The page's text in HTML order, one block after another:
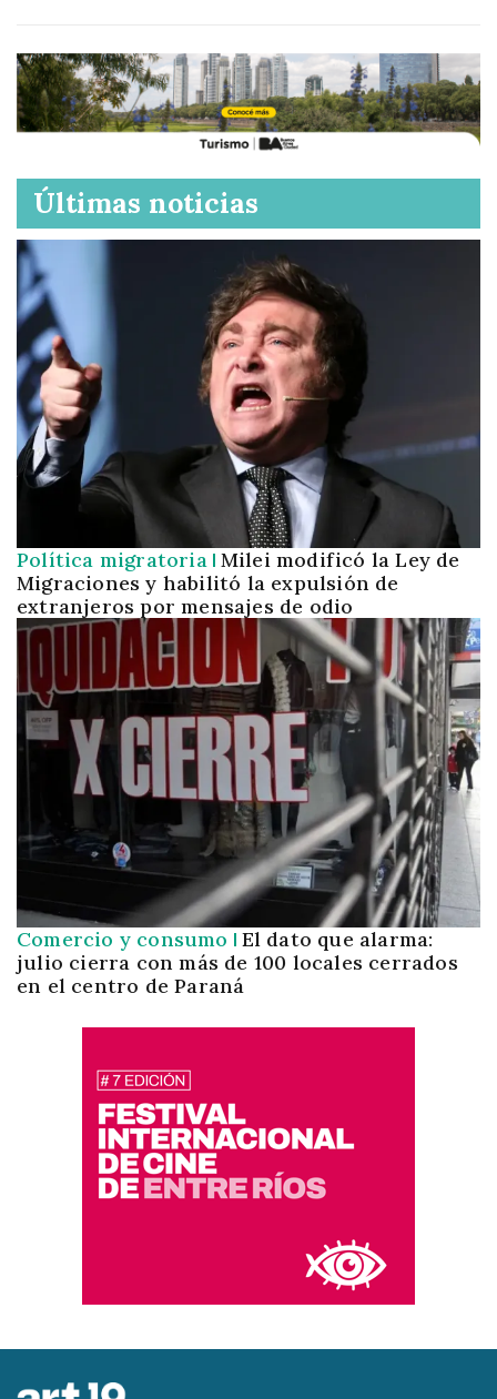
Últimas noticias
Política migratoria Milei modificó la Ley de
Migraciones y habilitó la expulsión de
extranjeros por mensajes de odio
Comercio y consumo
El dato que alarma:
julio cierra con más de 100 locales cerrados
en el centro de Paraná